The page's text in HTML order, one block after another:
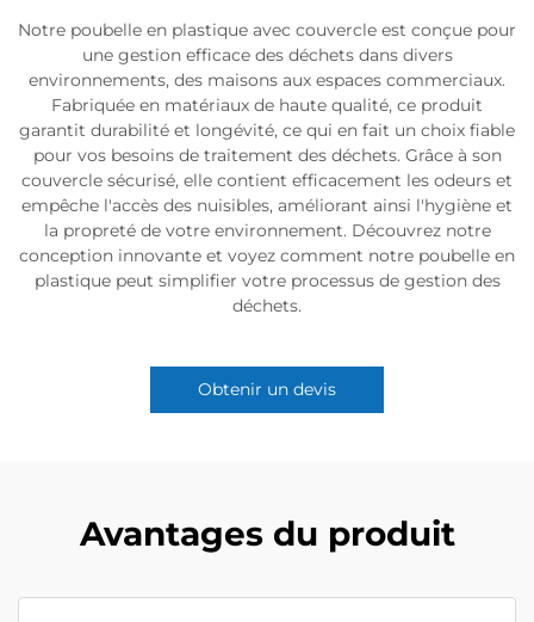
Notre poubelle en plastique avec couvercle est conçue pour
une gestion efficace des déchets dans divers
environnements, des maisons aux espaces commerciaux.
Fabriquée en matériaux de haute qualité, ce produit
garantit durabilité et longévité, ce qui en fait un choix fiable
pour vos besoins de traitement des déchets. Grâce à son
couvercle sécurisé, elle contient efficacement les odeurs et
empêche l'accès des nuisibles, améliorant ainsi l'hygiène et
la propreté de votre environnement. Découvrez notre
conception innovante et voyez comment notre poubelle en
plastique peut simplifier votre processus de gestion des
déchets.
Obtenir un devis
Avantages du produit